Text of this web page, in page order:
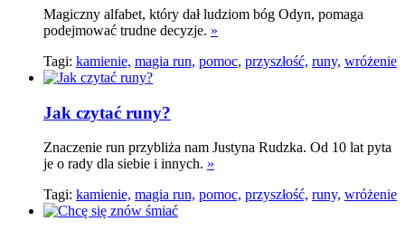
Magiczny alfabet, który dał ludziom bóg Odyn, pomaga
podejmować trudne decyzje. »
Tagi: kamienie, magia run, pomoc, przyszłość, runy, wróżenie
Jak czytać runy?
Znaczenie run przybliża nam Justyna Rudzka. Od 10 lat pyta
je o rady dla siebie i innych. »
Tagi: kamienie, magia run, pomoc, przyszłość, runy, wróżenie